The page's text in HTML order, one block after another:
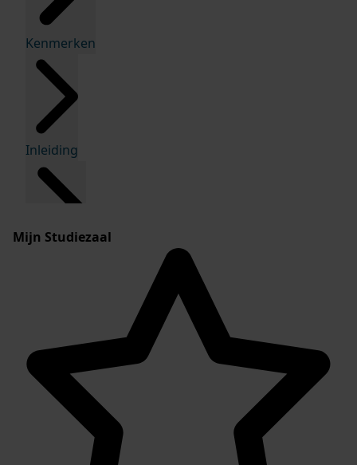
Kenmerken
Inleiding
Mijn Studiezaal